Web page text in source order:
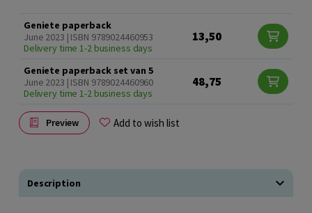
Geniete paperback
June 2023 | ISBN 9789024460953
Delivery time 1-2 business days
13,50
Geniete paperback set van 5
June 2023 | ISBN 9789024460960
Delivery time 1-2 business days
48,75
Preview Add to wish list
Description